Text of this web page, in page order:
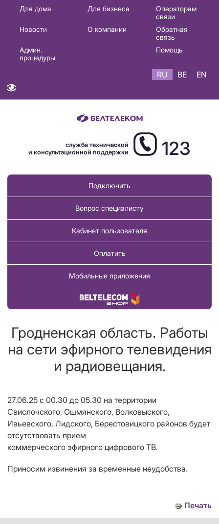
Основная
навигация
Для дома Для бизнеса
Операторам
связи
Новости
О компании
Обратная
связь
Админ.
процедуры
Помощь
RU BE EN
служба технической
и консультационной поддержки
123
Подключить
Вопрос специалисту
Кабинет пользователя
Оплатить
Мобильные приложения
Купить товар
Гродненская область. Работы
на сети эфирного телевидения
и радиовещания.
27.06.25 с 00.30 до 05.30 на территории
Свислочского, Ошмянского, Волковыского,
Ивьевского, Лидского, Берестовицкого районов будет
отсутствовать прием
коммерческого эфирного цифрового ТВ.
Приносим извинения за временные неудобства.
Печать